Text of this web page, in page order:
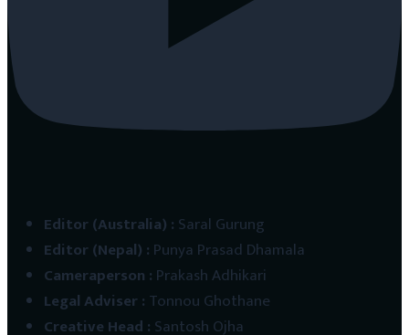
Editor (Australia) : Saral Gurung
Editor (Nepal) : Punya Prasad Dhamala
Cameraperson : Prakash Adhikari
Legal Adviser: Tonnou Ghothane
Creative Head : Santosh Ojha